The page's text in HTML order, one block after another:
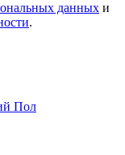
данных и
.